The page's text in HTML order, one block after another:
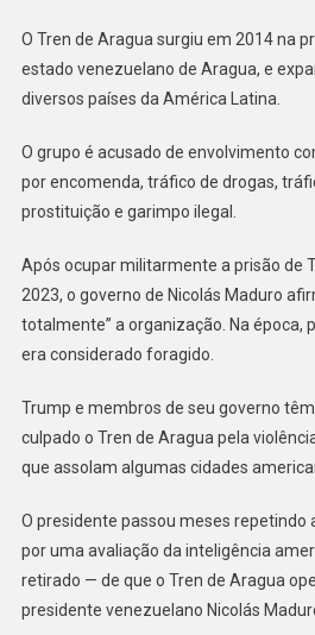
O Tren de Aragua surgiu em 2014 na
estado venezuelano de Aragua, e
diversos países da América Latina.
O grupo é acusado de envolvimento
por encomenda, tráfico de drogas,
prostituição e garimpo ilegal.
Após ocupar militarmente a prisão de
2023, o governo de Nicolás Maduro
totalmente” a organização. Na época,
era considerado foragido.
Trump e membros de seu governo
culpado o Tren de Aragua pela
que assolam algumas cidades
O presidente passou meses
por uma avaliação da inteligência
retirado — de que o Tren de Aragua
presidente venezuelano Nicolás